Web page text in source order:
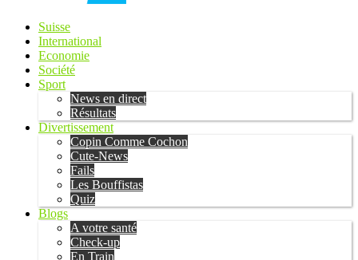
Suisse
International
Economie
Société
Sport
News en direct
Résultats
Divertissement
Copin Comme Cochon
Cute-News
Fails
Les Bouffistas
Quiz
Blogs
A votre santé
Check-up
En Train